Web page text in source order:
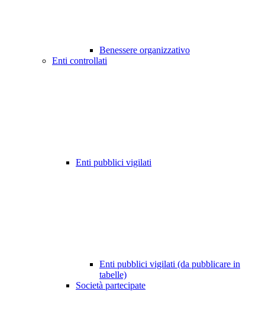
Benessere organizzativo
Enti controllati
Enti pubblici vigilati
Enti pubblici vigilati (da pubblicare in
tabelle)
Società partecipate